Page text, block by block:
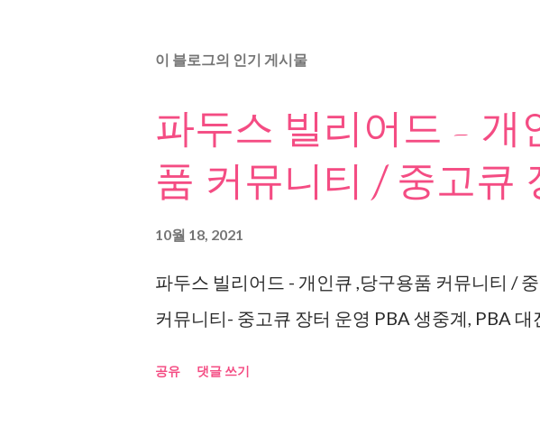
이 블로그의 인기 게시물
파두스 빌리어드 - 개
품 커뮤니티 / 중고큐
10월 18, 2021
파두스 빌리어드 - 개인큐 ,당구용품 커뮤니티 /
커뮤니티- 중고큐 장터 운영 PBA 생중계, PBA
공유 댓글 쓰기